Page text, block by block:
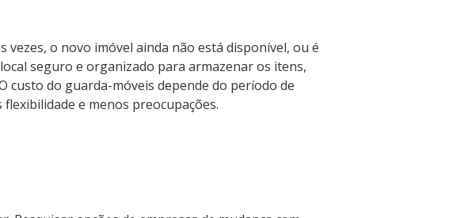
vezes, o novo imóvel ainda não está disponível, ou é
seguro e organizado para armazenar os itens,
custo do guarda-móveis depende do período de
e menos preocupações.